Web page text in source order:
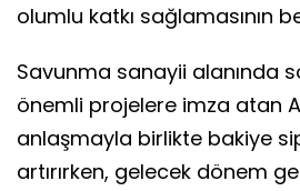
olumlu katkı sağlamasının
Savunma sanayii alanında
önemli projelere imza atan
anlaşmayla birlikte bakiye
artırırken, gelecek dönem